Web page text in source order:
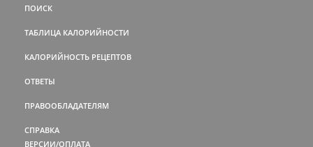
ПОИСК
ТАБЛИЦА КАЛОРИЙНОСТИ
КАЛОРИЙНОСТЬ РЕЦЕПТОВ
ОТВЕТЫ
ПРАВООБЛАДАТЕЛЯМ
СПРАВКА
ВЕРСИИ/ОПЛАТА